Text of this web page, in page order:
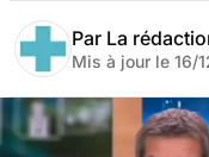
Par La
Mis à jour le 16/